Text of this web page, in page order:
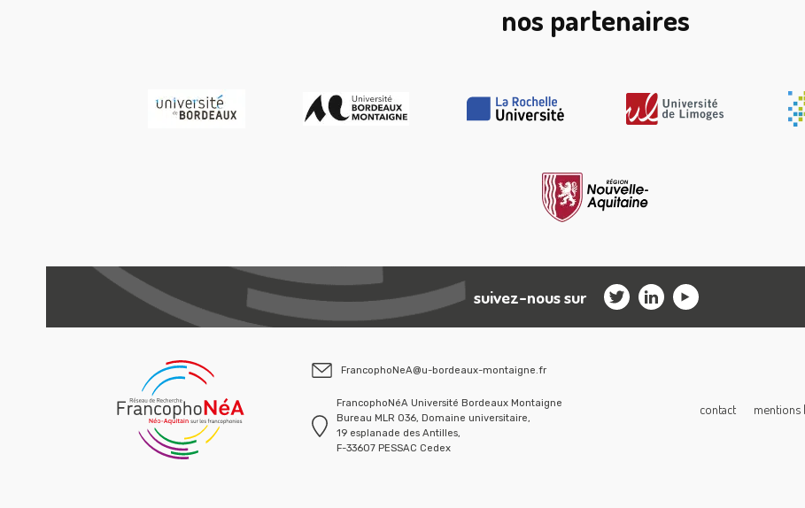
nos partenaires
suivez-nous sur
FrancophoNeA@u-bordeaux-montaigne.fr
FrancophoNéA Université Bordeaux Montaigne
Bureau MLR 036, Domaine universitaire,
19 esplanade des Antilles,
F-33607 PESSAC Cedex
contact mentions